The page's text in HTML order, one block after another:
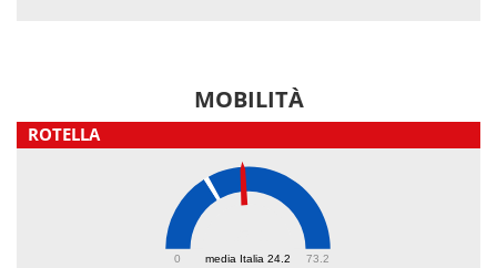
MOBILITÀ
ROTELLA
media Italia 24.2
0 73.2